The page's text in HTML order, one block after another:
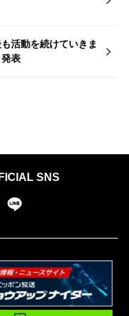
活動を続けていきま
表
SNS